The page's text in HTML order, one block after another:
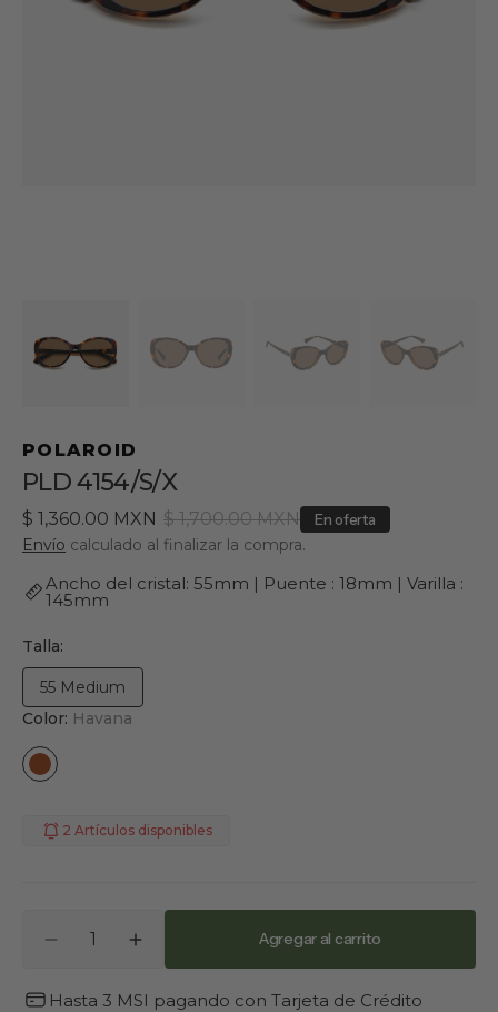
POLAROID
PLD 4154/S/X
Precio
de
venta
$ 1,360.00 MXN
Precio
$ 1,700.00 MXN En oferta
Envío calculado al finalizar la compra.
Ancho del cristal: 55mm | Puente : 18mm | Varilla :
145mm
Talla:
55 Medium
Variante
agotada
Color: Havana
Havana
2 Artículos disponibles
Reducir
para
Aumentar
cantidad
para
Agregar al carrito
Hasta 3 MSI pagando con Tarjeta de Crédito